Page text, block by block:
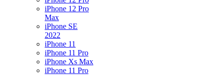
iPhone 12 Pro
Max
iPhone SE
2022
iPhone 11
iPhone 11 Pro
iPhone Xs Max
iPhone 11 Pro